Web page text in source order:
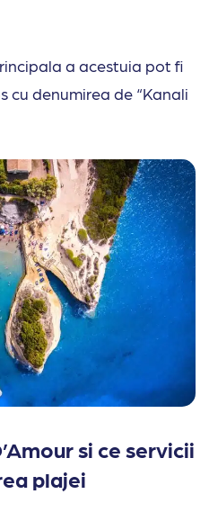
a acestuia pot fi
cu denumirea de “Kanali
si ce servicii
plajei